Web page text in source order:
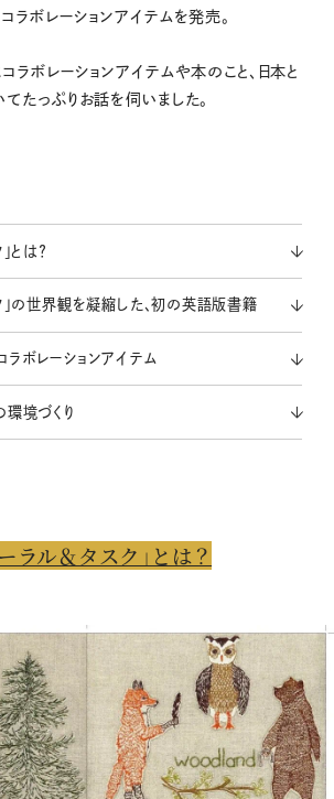
ラボレーションアイテムを発売。
ラボレーションアイテムや本のこと、日本と
たっぷりお話を伺いました。
とは？
ク」の世界観を凝縮した、初の英語版書籍
ボレーションアイテム
境づくり
ラル＆タスク」とは？